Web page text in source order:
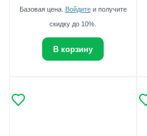
Базовая цена. Войдитеи получите
скидку до 10%.
В корзину